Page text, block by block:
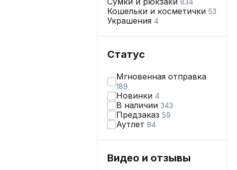
834
Кошельки и косметички 53
Украшения 4
Статус
Мгновенная отправка
189
Новинки 4
В наличии 343
Предзаказ 59
Аутлет 84
Видео и отзывы